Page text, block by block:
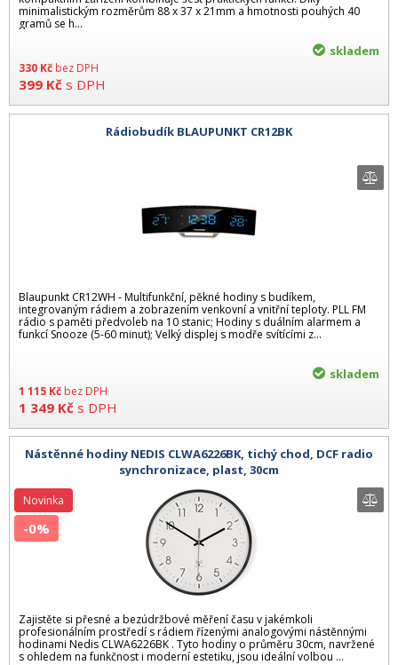
minimalistickým rozměrům 88 x 37 x 21mm a hmotnosti pouhých 40
gramů se h...
330 Kč bez DPH
399 Kč s DPH
skladem
Rádiobudík BLAUPUNKT CR12BK
Blaupunkt CR12WH - Multifunkční, pěkné hodiny s budíkem,
integrovaným rádiem a zobrazením venkovní a vnitřní teploty. PLL FM
rádio s paměti předvoleb na 10 stanic; Hodiny s duálním alarmem a
funkcí Snooze (5-60 minut); Velký displej s modře svítícími z...
1 115 Kč bez DPH
1 349 Kč s DPH
skladem
Nástěnné hodiny NEDIS CLWA6226BK, tichý chod, DCF radio
synchronizace, plast, 30cm
Zajistěte si přesné a bezúdržbové měření času v jakémkoli
profesionálním prostředí s rádiem řízenými analogovými nástěnnými
hodinami Nedis CLWA6226BK . Tyto hodiny o průměru 30cm, navržené
s ohledem na funkčnost i moderní estetiku, jsou ideální volbou ...
Novinka
-0%